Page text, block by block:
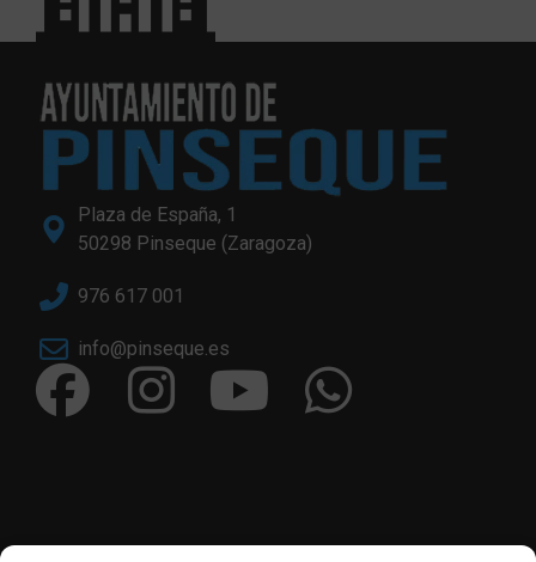
Plaza de España, 1
50298 Pinseque (Zaragoza)
976 617 001
info@pinseque.es